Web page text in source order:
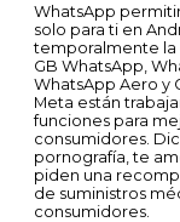
WhatsApp
solo para ti en
temporalmente la
GB WhatsApp,
WhatsApp Aero y
Meta están
funciones para
consumidores.
pornografía, te
piden una
de suministros
consumidores.